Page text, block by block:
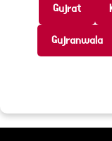
Gujrat
Gujranwala